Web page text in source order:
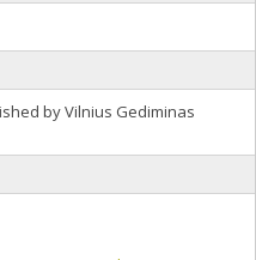
by Vilnius Gediminas